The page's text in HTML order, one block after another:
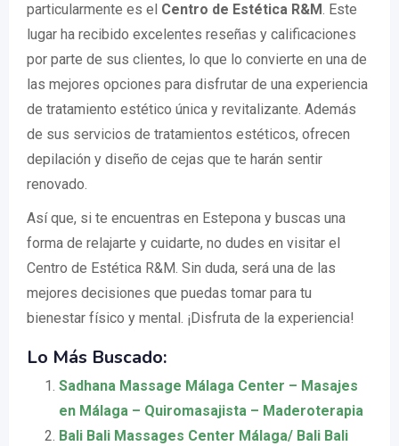
particularmente es el Centro de Estética R&M. Este
lugar ha recibido excelentes reseñas y calificaciones
por parte de sus clientes, lo que lo convierte en una de
las mejores opciones para disfrutar de una experiencia
de tratamiento estético única y revitalizante. Además
de sus servicios de tratamientos estéticos, ofrecen
depilación y diseño de cejas que te harán sentir
renovado.
Así que, si te encuentras en Estepona y buscas una
forma de relajarte y cuidarte, no dudes en visitar el
Centro de Estética R&M. Sin duda, será una de las
mejores decisiones que puedas tomar para tu
bienestar físico y mental. ¡Disfruta de la experiencia!
Lo Más Buscado:
Sadhana Massage Málaga Center – Masajes
en Málaga – Quiromasajista – Maderoterapia
Bali Bali Massages Center Málaga/ Bali Bali